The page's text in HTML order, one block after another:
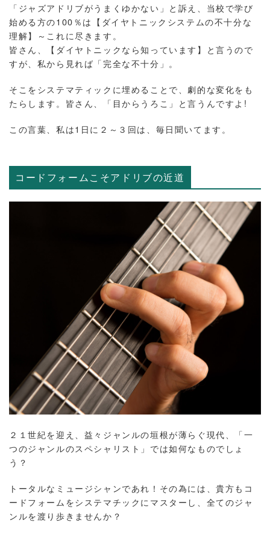
「ジャズアドリブがうまくゆかない」と訴え、当校で学び
始める方の100％は【ダイヤトニックシステムの不十分な
理解】～これに尽きます。
皆さん、【ダイヤトニックなら知っています】と言うので
すが、私から見れば「完全な不十分」。
そこをシステマティックに埋めることで、劇的な変化をも
たらします。皆さん、「目からうろこ」と言うんですよ!
この言葉、私は1日に２～３回は、毎日聞いてます。
コードフォームこそアドリブの近道
２１世紀を迎え、益々ジャンルの垣根が薄らぐ現代、「一
つのジャンルのスペシャリスト」では如何なものでしょ
う？
トータルなミュージシャンであれ！その為には、貴方もコ
ードフォームをシステマチックにマスターし、全てのジャ
ンルを渡り歩きませんか？